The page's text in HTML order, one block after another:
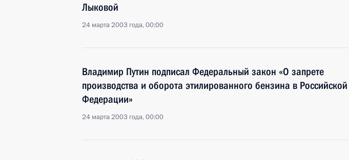
Лыковой
24 марта 2003 года, 00:00
Владимир Путин подписал Федеральный закон «О запрете
производства и оборота этилированного бензина в Российской
Федерации»
24 марта 2003 года, 00:00